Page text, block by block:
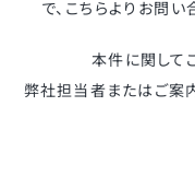
で、こちらよりお問い
本件に関して
弊社担当者またはご案